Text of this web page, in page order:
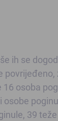
ih se
osoba
39